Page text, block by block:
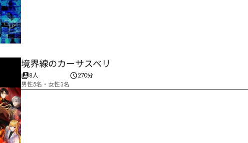
境界線のカーサスベリ
8人
男性5名・女性3名
270分